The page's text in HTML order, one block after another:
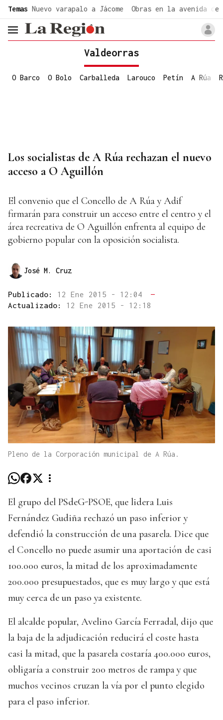
Temas Nuevo varapalo a Jácome Obras en la avenida de
header.menu.open
Valdeorras
O Barco O Bolo Carballeda Larouco Petín A Rúa
Los socialistas de A Rúa rechazan el nuevo
acceso a O Aguillón
El convenio que el Concello de A Rúa y Adif
firmarán para construir un acceso entre el centro y el
área recreativa de O Aguillón enfrenta al equipo de
gobierno popular con la oposición socialista.
José M. Cruz
Publicado: 12 Ene 2015 - 12:04
—
Actualizado: 12 Ene 2015 - 12:18
Pleno de la Corporación municipal de A Rúa.
El grupo del PSdeG-PSOE, que lidera Luis
Fernández Gudiña rechazó un paso inferior y
defendió la construcción de una pasarela. Dice que
el Concello no puede asumir una aportación de casi
100.000 euros, la mitad de los aproximadamente
200.000 presupuestados, que es muy largo y que está
muy cerca de un paso ya existente.
El alcalde popular, Avelino García Ferradal, dijo que
la baja de la adjudicación reducirá el coste hasta
casi la mitad, que la pasarela costaría 400.000 euros,
obligaría a construir 200 metros de rampa y que
muchos vecinos cruzan la vía por el punto elegido
para el paso inferior.